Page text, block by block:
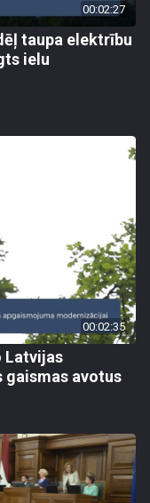
00:02:27
taupa elektrību
ielu
00:02:35
Latvijas
gaismas avotus